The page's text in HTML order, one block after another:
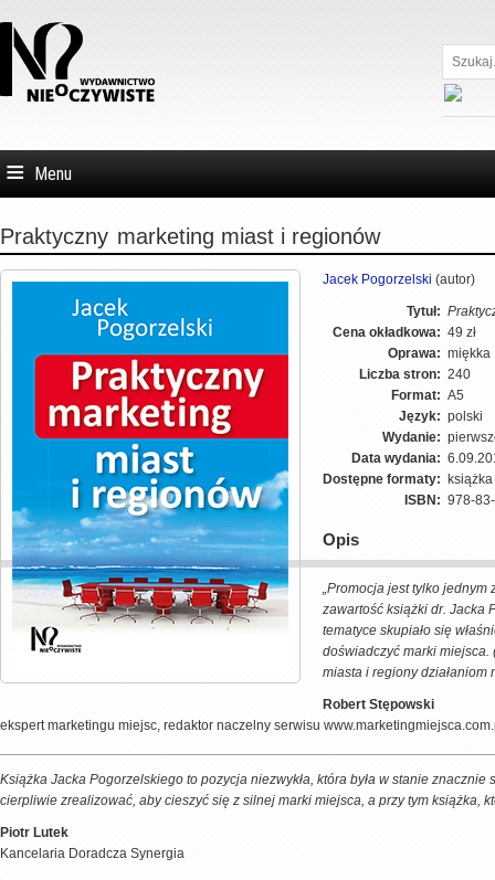
Szukaj...
Menu
Praktyczny marketing miast i regionów
Jacek Pogorzelski (autor)
Tytuł:
Cena okładkowa: 49 zł
Oprawa: miękka
Liczba stron: 240
Format: A5
Język: polski
Wydanie:
Data wydania:
Dostępne formaty:
ISBN: 978-
Opis
„Promocja jest tylko
zawartość książki dr. Jacka
tematyce skupiało się
doświadczyć marki miejsca.
miasta i regiony działaniom
Robert Stępowski
ekspert marketingu miejsc, redaktor naczelny serwisu
Książka Jacka Pogorzelskiego to pozycja niezwykła, która była w stanie
cierpliwie zrealizować, aby cieszyć się z silnej marki miejsca, a przy tym książka,
Piotr Lutek
Kancelaria Doradcza Synergia